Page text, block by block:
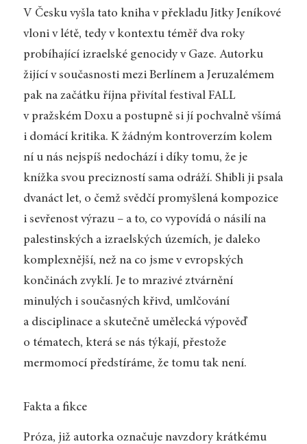
V Česku vyšla tato kniha v překladu Jitky Jeníkové
vloni v létě, tedy v kontextu téměř dva roky
probíhající izraelské genocidy v Gaze. Autorku
žijící v současnosti mezi Berlínem a Jeruzalémem
pak na začátku října přivítal festival FALL
v pražském Doxu a postupně si jí pochvalně všímá
i domácí kritika. K žádným kontroverzím kolem
ní u nás nejspíš nedochází i díky tomu, že je
knížka svou precizností sama odráží. Shibli ji psala
dvanáct let, o čemž svědčí promyšlená kompozice
i sevřenost výrazu – a to, co vypovídá o násilí na
palestinských a izraelských územích, je daleko
komplexnější, než na co jsme v evropských
končinách zvyklí. Je to mrazivé ztvárnění
minulých i současných křivd, umlčování
a disciplinace a skutečně umělecká výpověď
o tématech, která se nás týkají, přestože
mermomocí předstíráme, že tomu tak není.
Fakta a fikce
Próza, již autorka označuje navzdory krátkému